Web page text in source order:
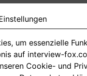
um essenzielle
auf interview-
Cookie- und